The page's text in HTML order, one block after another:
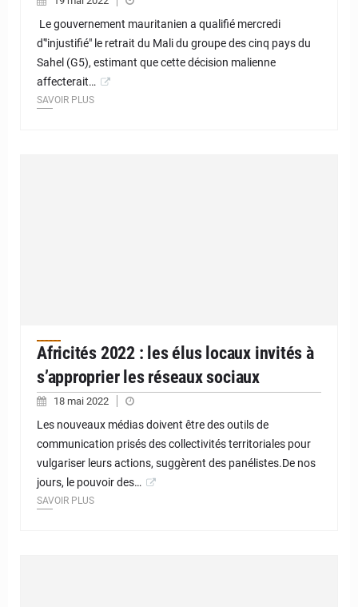
Le gouvernement mauritanien a qualifié mercredi
d'"injustifié" le retrait du Mali du groupe des cinq pays du
Sahel (G5), estimant que cette décision malienne
affecterait…
SAVOIR PLUS
Africités 2022 : les élus locaux invités à
s’approprier les réseaux sociaux
18 mai 2022
Les nouveaux médias doivent être des outils de
communication prisés des collectivités territoriales pour
vulgariser leurs actions, suggèrent des panélistes.De nos
jours, le pouvoir des…
SAVOIR PLUS